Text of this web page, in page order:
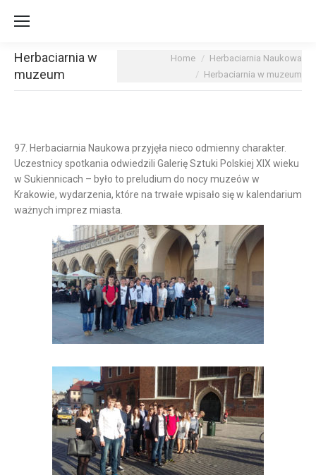
Herbaciarnia w
muzeum
You are here:Home
Herbaciarnia Naukowa
Herbaciarnia w muzeum
97. Herbaciarnia Naukowa przyjęła nieco odmienny charakter.
Uczestnicy spotkania odwiedzili Galerię Sztuki Polskiej XIX wieku
w Sukiennicach – było to preludium do nocy muzeów w
Krakowie, wydarzenia, które na trwałe wpisało się w kalendarium
ważnych imprez miasta.